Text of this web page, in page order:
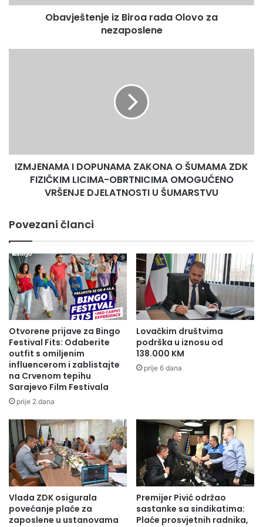
destinacija.
O svemu ovome razgovarali smo sa predsjednikom i
jednim od osnivača PD Smolin prof.Zahirom Ećom.
Radio Olovo/A.M
Obavještenje iz Biroa rada Olovo za
nezaposlene
LICIMA-
OBRTNICIMA
OMOGUĆENO
ŠUMARSTVU
IZMJENAMA I DOPUNAMA ZAKONA O ŠUMAMA ZDK
FIZIČKIM LICIMA-OBRTNICIMA OMOGUĆENO
VRŠENJE DJELATNOSTI U ŠUMARSTVU
Povezani članci
Otvorene prijave za Bingo
Festival Fits: Odaberite
outfit s omiljenim
influencerom i zablistajte
na Crvenom tepihu
Sarajevo Film Festivala
prije 2 dana
Lovačkim društvima
podrška u iznosu od
138.000 KM
prije 6 dana
Vlada ZDK osigurala
povećanje plaće za
zaposlene u ustanovama
Premijer Pivić održao
sastanke sa sindikatima:
Plaće prosvjetnih radnika,